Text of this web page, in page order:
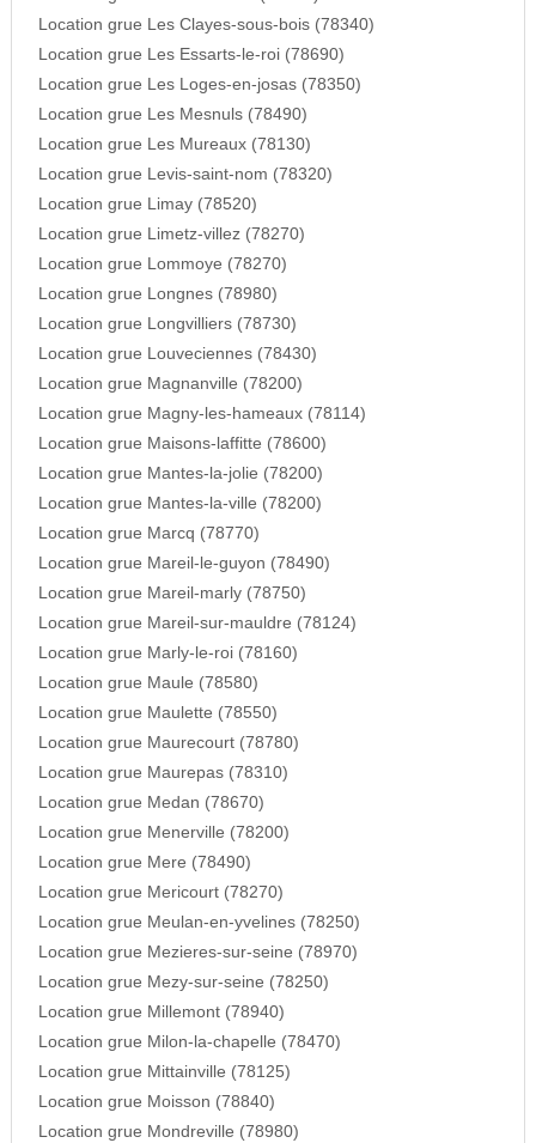
Location grue Les Clayes-sous-bois (78340)
Location grue Les Essarts-le-roi (78690)
Location grue Les Loges-en-josas (78350)
Location grue Les Mesnuls (78490)
Location grue Les Mureaux (78130)
Location grue Levis-saint-nom (78320)
Location grue Limay (78520)
Location grue Limetz-villez (78270)
Location grue Lommoye (78270)
Location grue Longnes (78980)
Location grue Longvilliers (78730)
Location grue Louveciennes (78430)
Location grue Magnanville (78200)
Location grue Magny-les-hameaux (78114)
Location grue Maisons-laffitte (78600)
Location grue Mantes-la-jolie (78200)
Location grue Mantes-la-ville (78200)
Location grue Marcq (78770)
Location grue Mareil-le-guyon (78490)
Location grue Mareil-marly (78750)
Location grue Mareil-sur-mauldre (78124)
Location grue Marly-le-roi (78160)
Location grue Maule (78580)
Location grue Maulette (78550)
Location grue Maurecourt (78780)
Location grue Maurepas (78310)
Location grue Medan (78670)
Location grue Menerville (78200)
Location grue Mere (78490)
Location grue Mericourt (78270)
Location grue Meulan-en-yvelines (78250)
Location grue Mezieres-sur-seine (78970)
Location grue Mezy-sur-seine (78250)
Location grue Millemont (78940)
Location grue Milon-la-chapelle (78470)
Location grue Mittainville (78125)
Location grue Moisson (78840)
Location grue Mondreville (78980)